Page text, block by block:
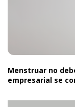
Menstruar no
empresarial se